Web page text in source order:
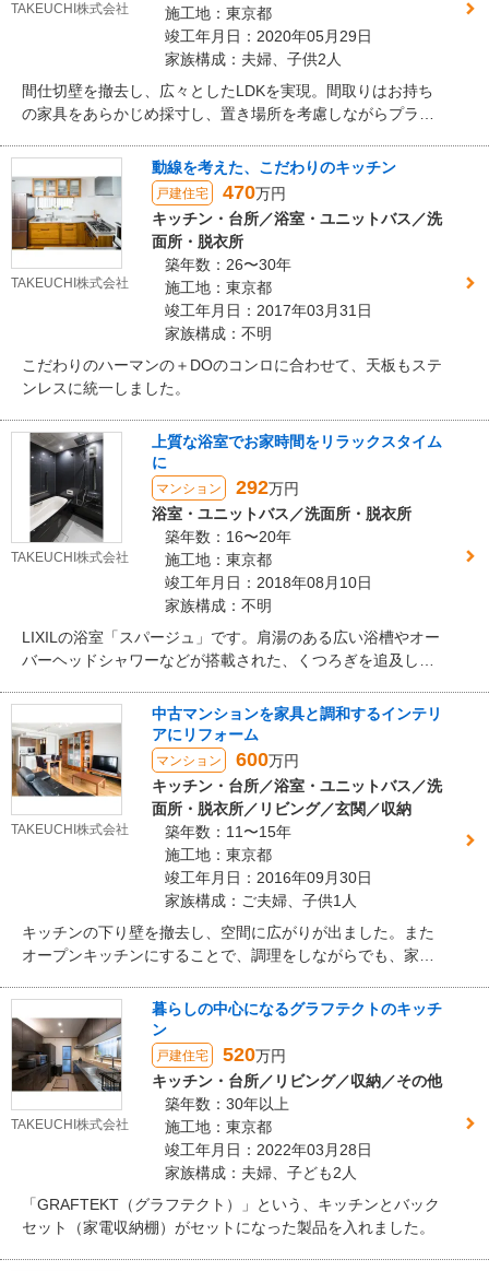
TAKEUCHI株式会社
施工地：東京都
竣工年月日：2020年05月29日
家族構成：夫婦、子供2人
間仕切壁を撤去し、広々としたLDKを実現。間取りはお持ち
の家具をあらかじめ採寸し、置き場所を考慮しながらプラン
上げています。壁の一部は左官仕上げです。
TAKEUCHI株式会社
動線を考えた、こだわりのキッチン
戸建住宅 470万円
キッチン・台所／浴室・ユニットバス／洗
面所・脱衣所
築年数：26〜30年
施工地：東京都
竣工年月日：2017年03月31日
家族構成：不明
こだわりのハーマンの＋DOのコンロに合わせて、天板もステ
ンレスに統一しました。
TAKEUCHI株式会社
上質な浴室でお家時間をリラックスタイム
に
マンション 292万円
浴室・ユニットバス／洗面所・脱衣所
築年数：16〜20年
施工地：東京都
竣工年月日：2018年08月10日
家族構成：不明
LIXILの浴室「スパージュ」です。肩湯のある広い浴槽やオー
バーヘッドシャワーなどが搭載された、くつろぎを追及した
TAKEUCHI株式会社
中古マンションを家具と調和するインテリ
アにリフォーム
マンション 600万円
キッチン・台所／浴室・ユニットバス／洗
面所・脱衣所／リビング／玄関／収納
築年数：11〜15年
施工地：東京都
竣工年月日：2016年09月30日
家族構成：ご夫婦、子供1人
キッチンの下り壁を撤去し、空間に広がりが出ました。また
オープンキッチンにすることで、調理をしながらでも、家族
TAKEUCHI株式会社
暮らしの中心になるグラフテクトのキッチ
ン
戸建住宅 520万円
キッチン・台所／リビング／収納／その他
築年数：30年以上
施工地：東京都
竣工年月日：2022年03月28日
家族構成：夫婦、子ども2人
「GRAFTEKT（グラフテクト）」という、キッチンとバック
セット（家電収納棚）がセットになった製品を入れました。